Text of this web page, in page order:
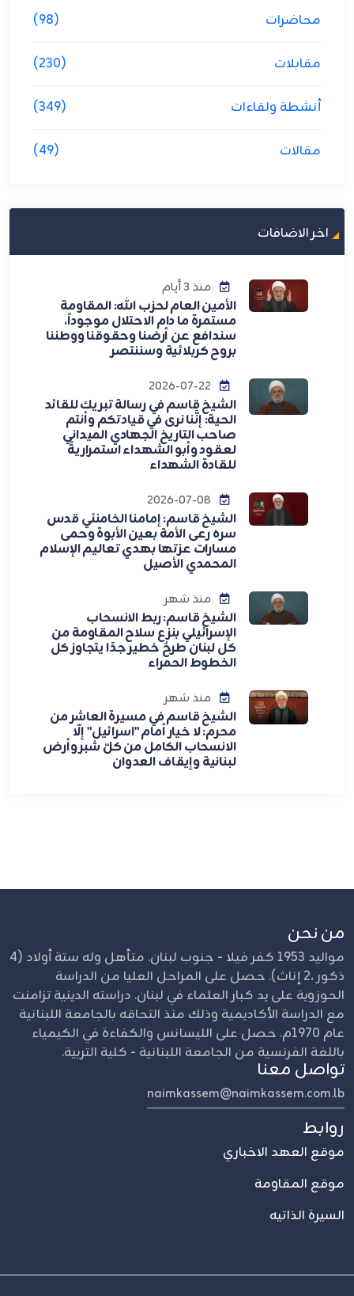
محاضرات (98)
مقابلات (230)
أنشطة ولقاءات (349)
مقالات (49)
اخر الاضافات
منذ 3 أيام
الأمين العام لحزب الله: المقاومة
مستمرة ما دام الاحتلال موجوداً،
سندافع عن أرضنا وحقوقنا ووطننا
بروح كربلائية وسننتصر
الشيخ قاسم في رسالة تبريك للقائد
الحية: إنَّنا نرى في قيادتكم وأنتم
صاحب التاريخ الجهادي الميداني
لعقود وأبو الشهداء استمراريةً
للقادة الشهداء
الشيخ قاسم: إمامنا الخامنئي قدس
سره رعى الأمة بعين الأبوة وحمى
مسارات عزتها بهدي تعاليم الإسلام
المحمدي الأصيل
منذ شهر
الشيخ قاسم: ربط الانسحاب
الإسرائيلي بنزع سلاح المقاومة من
كل لبنان طرحٌ خطير جدًا يتجاوز كل
الخطوط الحمراء
منذ شهر
الشيخ قاسم في مسيرة العاشر من
محرم: لا خيار أمام "اسرائيل" إلّا
الانسحاب الكامل من كلّ شبر وأرض
لبنانية وإيقاف العدوان
من نحن
مواليد 1953 كفر فيلا - جنوب لبنان. متأهل وله ستة أولاد (4
ذكور ،2 إناث). حصل على المراحل العليا من الدراسة
الحوزوية على يد كبار العلماء في لبنان. دراسته الدينية تزامنت
مع الدراسة الأكاديمية وذلك منذ التحاقه بالجامعة اللبنانية
عام 1970م. حصل على الليسانس والكفاءة في الكيمياء
باللغة الفرنسية من الجامعة اللبنانية - كلية التربية.
تواصل معنا
naimkassem@naimkassem.com.lb
روابط
موقع العهد الاخباري
موقع المقاومة
السيرة الذاتيه